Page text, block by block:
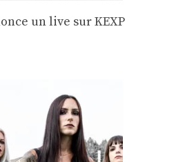
un live sur KEXP